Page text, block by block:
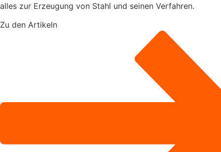
alles zur Erzeugung von Stahl und seinen Verfahren.
Zu den Artikeln